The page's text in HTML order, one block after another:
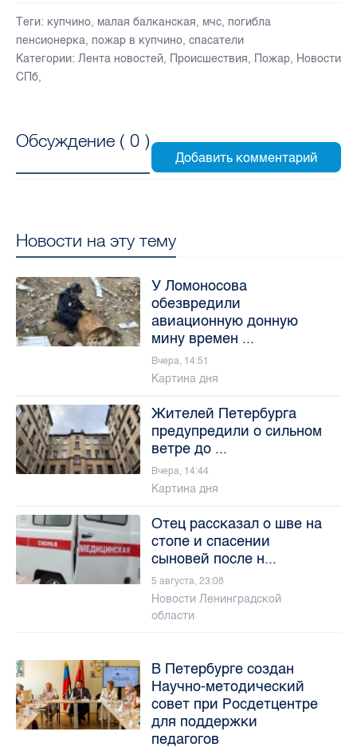
Теги: купчино, малая балканская, мчс, погибла
пенсионерка, пожар в купчино, спасатели
Категории: Лента новостей, Происшествия, Пожар, Новости
СПб,
Обсуждение ( 0 )
Новости на эту тему
У Ломоносова
обезвредили
авиационную донную
мину времен ...
Вчера, 14:51
Картина дня
Жителей Петербурга
предупредили о сильном
ветре до ...
Вчера, 14:44
Картина дня
Отец рассказал о шве на
стопе и спасении
сыновей после н...
5 августа, 23:08
Новости Ленинградской
области
В Петербурге создан
Научно-методический
совет при Росдетцентре
для поддержки
педагогов